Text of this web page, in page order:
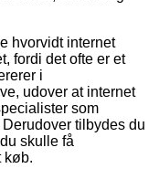
hvorvidt internet
fordi det ofte er et
i
udover at internet
som
tilbydes du
skulle få
køb.